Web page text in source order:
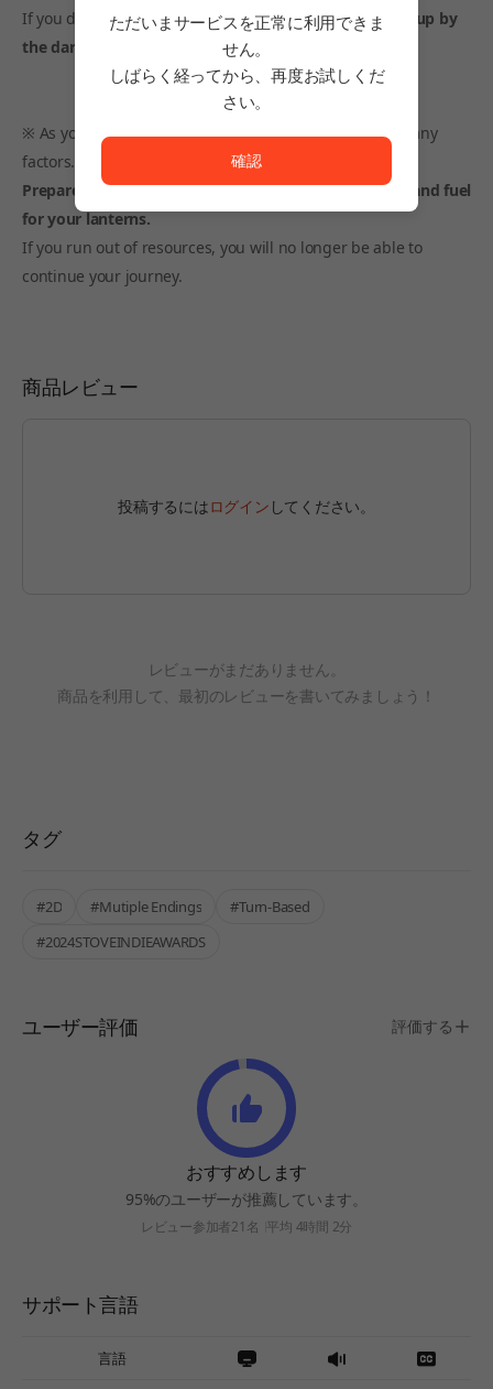
If you don't manage your tension,you'll be swallowed up by
the darkness of the abyss.
※ As your guide on your journey, you must consider many
factors.
Prepare food for the number of people in your party and fuel
for your lanterns.
If you run out of resources, you will no longer be able to
continue your journey.
商品レビュー
投稿するにはログイン してください。
レビューがまだありません。
商品を利用して、最初のレビューを書いてみましょう！
タグ
#2D #Mutiple Endings
#Turn-Based
#2024STOVEINDIEAWARDS
ユーザー評価 評価する
おすすめします
95%のユーザーが推薦しています。
レビュー参加者21名 平均 4時間 2分
サポート言語
言語
ただいまサービスを正常に利用できま
せん。
しばらく経ってから、再度お試しくだ
さい。
ただいまサービスを正常に利用できません。<br/>
確認